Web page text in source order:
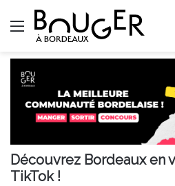
Menu
Découvrez Bordeaux en
TikTok !